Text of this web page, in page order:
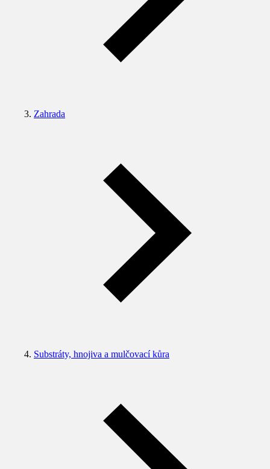
Zahrada
Substráty, hnojiva a mulčovací kůra